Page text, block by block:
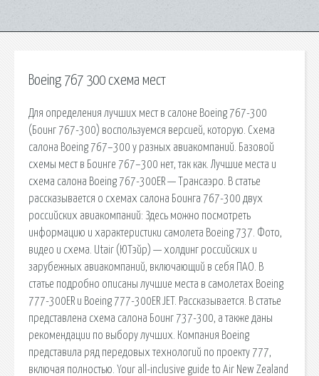
Boeing 767 300 схема мест
Для определения лучших мест в салоне Boeing 767-300
(Боинг 767-300) воспользуемся версией, которую. Схема
салона Boeing 767–300 у разных авиакомпаний. Базовой
схемы мест в Боинге 767–300 нет, так как. Лучшие места и
схема салона Boeing 767-300ER — Трансаэро. В статье
рассказывается о схемах салона Боинга 767-300 двух
российских авиакомпаний: Здесь можно посмотреть
информацию и характеристики самолета Boeing 737. Фото,
видео и схема. Utair (ЮТэйр) — холдинг российских и
зарубежных авиакомпаний, включающий в себя ПАО. В
статье подробно описаны лучшие места в самолетах Boeing
777-300ER и Boeing 777-300ER JET. Рассказывается. В статье
представлена схема салона Боинг 737-300, а также даны
рекомендации по выбору лучших. Компания Boeing
представила ряд передовых технологий по проекту 777,
включая полностью. Your all-inclusive guide to Air New Zealand